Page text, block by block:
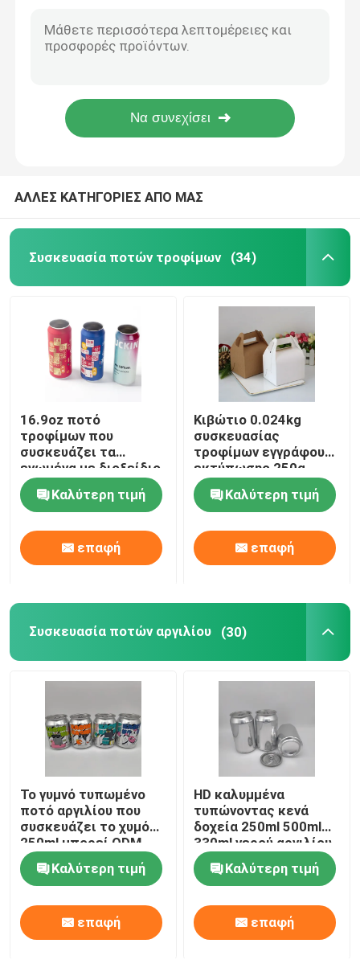
Μπουκάλι γυαλιού ποτών
ανθρακούχο μηχάνημα πλήρωσης
Συσκευασία γυαλιού τροφίμων
Τσάντα εγγράφου συσκευασίας τροφίμων
Βιοδιασπάσιμη συσκευασία τροφίμων εγγράφου
Ανακυκλώσιμα δοχεία αργιλίου
Δοχεία τροφίμων αργιλίου
ετικέτες αυτοκόλλητων ετικεττών συνήθειας
ΑΛΛΕΣ ΚΑΤΗΓΟΡΙΕΣ ΑΠΟ ΜΑΣ
Συσκευασία ποτών τροφίμων (34)
16.9oz ποτό
τροφίμων που
συσκευάζει τα
ενωμένα με διοξείδιο
του άνθρακα δοχεία
αργιλίου ποτών 500ml
Καλύτερη τιμή
επαφή
Κιβώτιο 0.024kg
συσκευασίας
τροφίμων εγγράφου
εκτύπωσης 250g
Kraft οθόνης
Καλύτερη τιμή
επαφή
Συσκευασία ποτών αργιλίου (30)
Το γυμνό τυπωμένο
ποτό αργιλίου που
συσκευάζει το χυμό
250ml μπορεί ODM
cOem
Καλύτερη τιμή
επαφή
HD καλυμμένα
τυπώνοντας κενά
δοχεία 250ml 500ml
330ml νερού αργιλίου
Καλύτερη τιμή
επαφή